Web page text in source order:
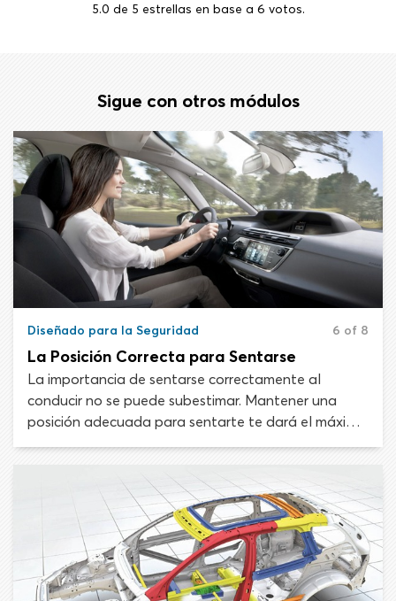
5.0 de 5 estrellas en base a 6 votos.
Sigue con otros módulos
Diseñado para la Seguridad 6 of 8
La Posición Correcta para Sentarse
La importancia de sentarse correctamente al
conducir no se puede subestimar. Mantener una
posición adecuada para sentarte te dará el máximo
control sobre el vehículo y minimizará la posibilidad